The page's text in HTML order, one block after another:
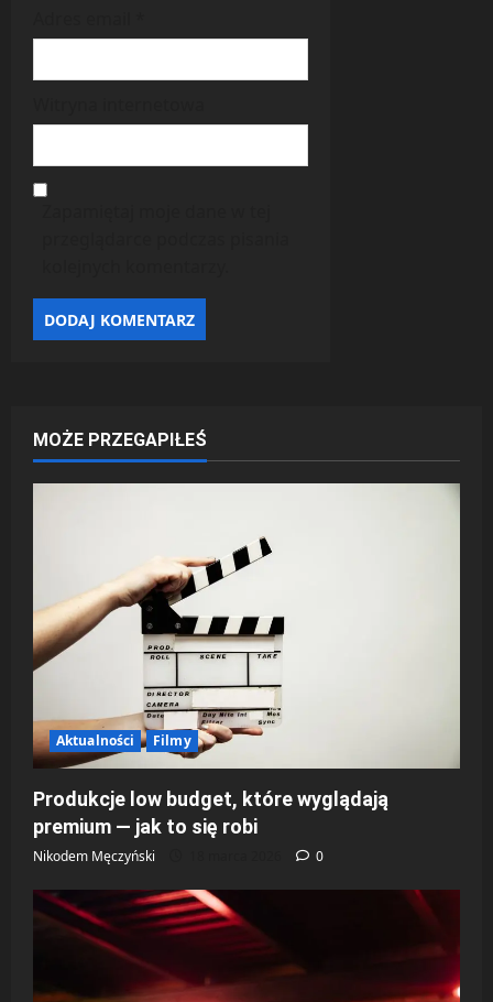
MOŻE PRZEGAPIŁEŚ
Aktualności Filmy
Produkcje low budget, które wyglądają
premium — jak to się robi
Nikodem Męczyński 0